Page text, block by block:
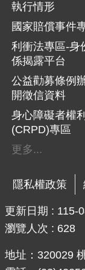
執行情形
國家賠償事件
利衝法專區-身
係揭露平台
公益勸募條例
開徵信資料
身心障礙者權
(CRPD)專區
更多...
隱私權政策
更新日期
115-
瀏覽人次
628
地址：320029